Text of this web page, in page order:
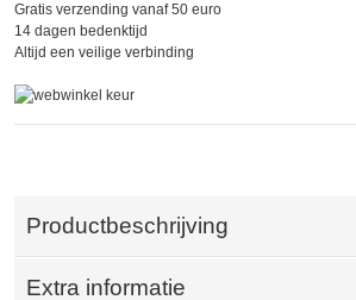
Gratis verzending vanaf 50 euro
14 dagen bedenktijd
Altijd een veilige verbinding
Productbeschrijving
Extra informatie